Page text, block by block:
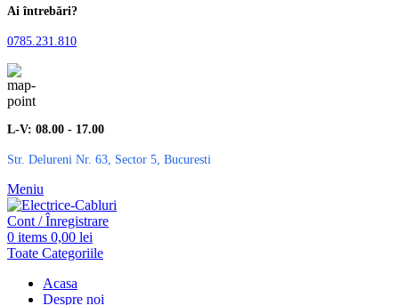
Ai întrebări?
0785.231.810
L-V: 08.00 - 17.00
Str. Delureni Nr. 63, Sector 5, Bucuresti
Meniu
Cont / Înregistrare
0 items 0,00 lei
Toate Categoriile
Acasa
Despre noi